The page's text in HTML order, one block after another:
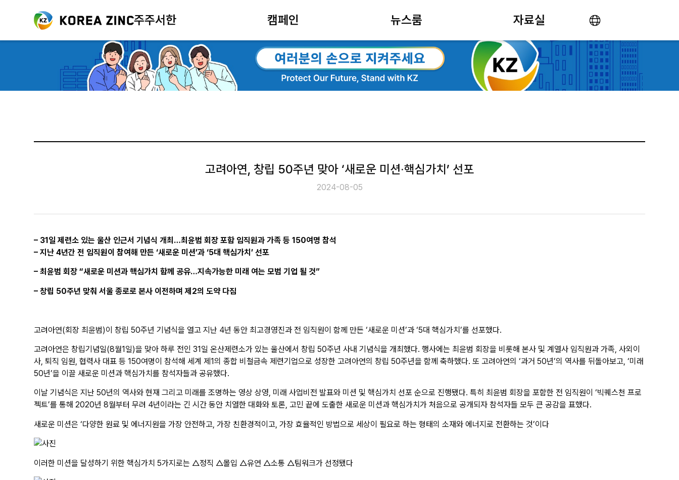
주주서한 캠페인 뉴스룸 자료실
고려아연, 창립 50주년 맞아 ‘새로운 미션∙핵심가치’ 선포
2024-08-05
– 31일 제련소 있는 울산 인근서 기념식 개최…최윤범 회장 포함 임직원과 가족 등 150여명 참석
– 지난 4년간 전 임직원이 참여해 만든 ‘새로운 미션’과 ‘5대 핵심가치’ 선포
– 최윤범 회장 “새로운 미션과 핵심가치 함께 공유…지속가능한 미래 여는 모범 기업 될 것”
– 창립 50주년 맞춰 서울 종로로 본사 이전하며 제2의 도약 다짐
고려아연(회장 최윤범)이 창립 50주년 기념식을 열고 지난 4년 동안 최고경영진과 전 임직원이 함께 만든 ‘새로운 미션’과 ‘5대 핵심가치’를 선포했다.
고려아연은 창립기념일(8월1일)을 맞아 하루 전인 31일 온산제련소가 있는 울산에서 창립 50주년 사내 기념식을 개최했다. 행사에는 최윤범 회장을 비롯해 본사 및 계열사 임직원과 가족, 사외이
사, 퇴직 임원, 협력사 대표 등 150여명이 참석해 세계 제1의 종합 비철금속 제련기업으로 성장한 고려아연의 창립 50주년을 함께 축하했다. 또 고려아연의 ‘과거 50년’의 역사를 뒤돌아보고, ‘미래
50년’을 이끌 새로운 미션과 핵심가치를 참석자들과 공유했다.
이날 기념식은 지난 50년의 역사와 현재 그리고 미래를 조명하는 영상 상영, 미래 사업비전 발표와 미션 및 핵심가치 선포 순으로 진행됐다. 특히 최윤범 회장을 포함한 전 임직원이 ‘빅퀘스천 프로
젝트’를 통해 2020년 8월부터 무려 4년이라는 긴 시간 동안 치열한 대화와 토론, 고민 끝에 도출한 새로운 미션과 핵심가치가 처음으로 공개되자 참석자들 모두 큰 공감을 표했다.
새로운 미션은 ‘다양한 원료 및 에너지원을 가장 안전하고, 가장 친환경적이고, 가장 효율적인 방법으로 세상이 필요로 하는 형태의 소재와 에너지로 전환하는 것’이다
이러한 미션을 달성하기 위한 핵심가치 5가지로는 △정직 △몰입 △유연 △소통 △팀워크가 선정됐다